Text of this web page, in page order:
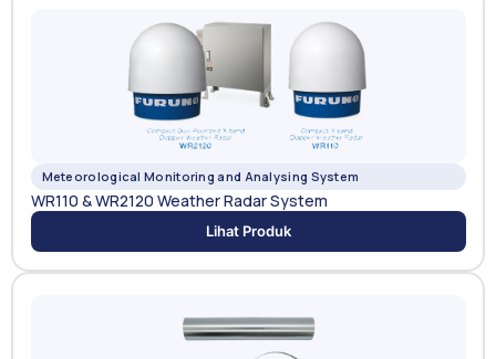
Meteorological Monitoring and Analysing System
WR110 & WR2120 Weather Radar System
Lihat Produk